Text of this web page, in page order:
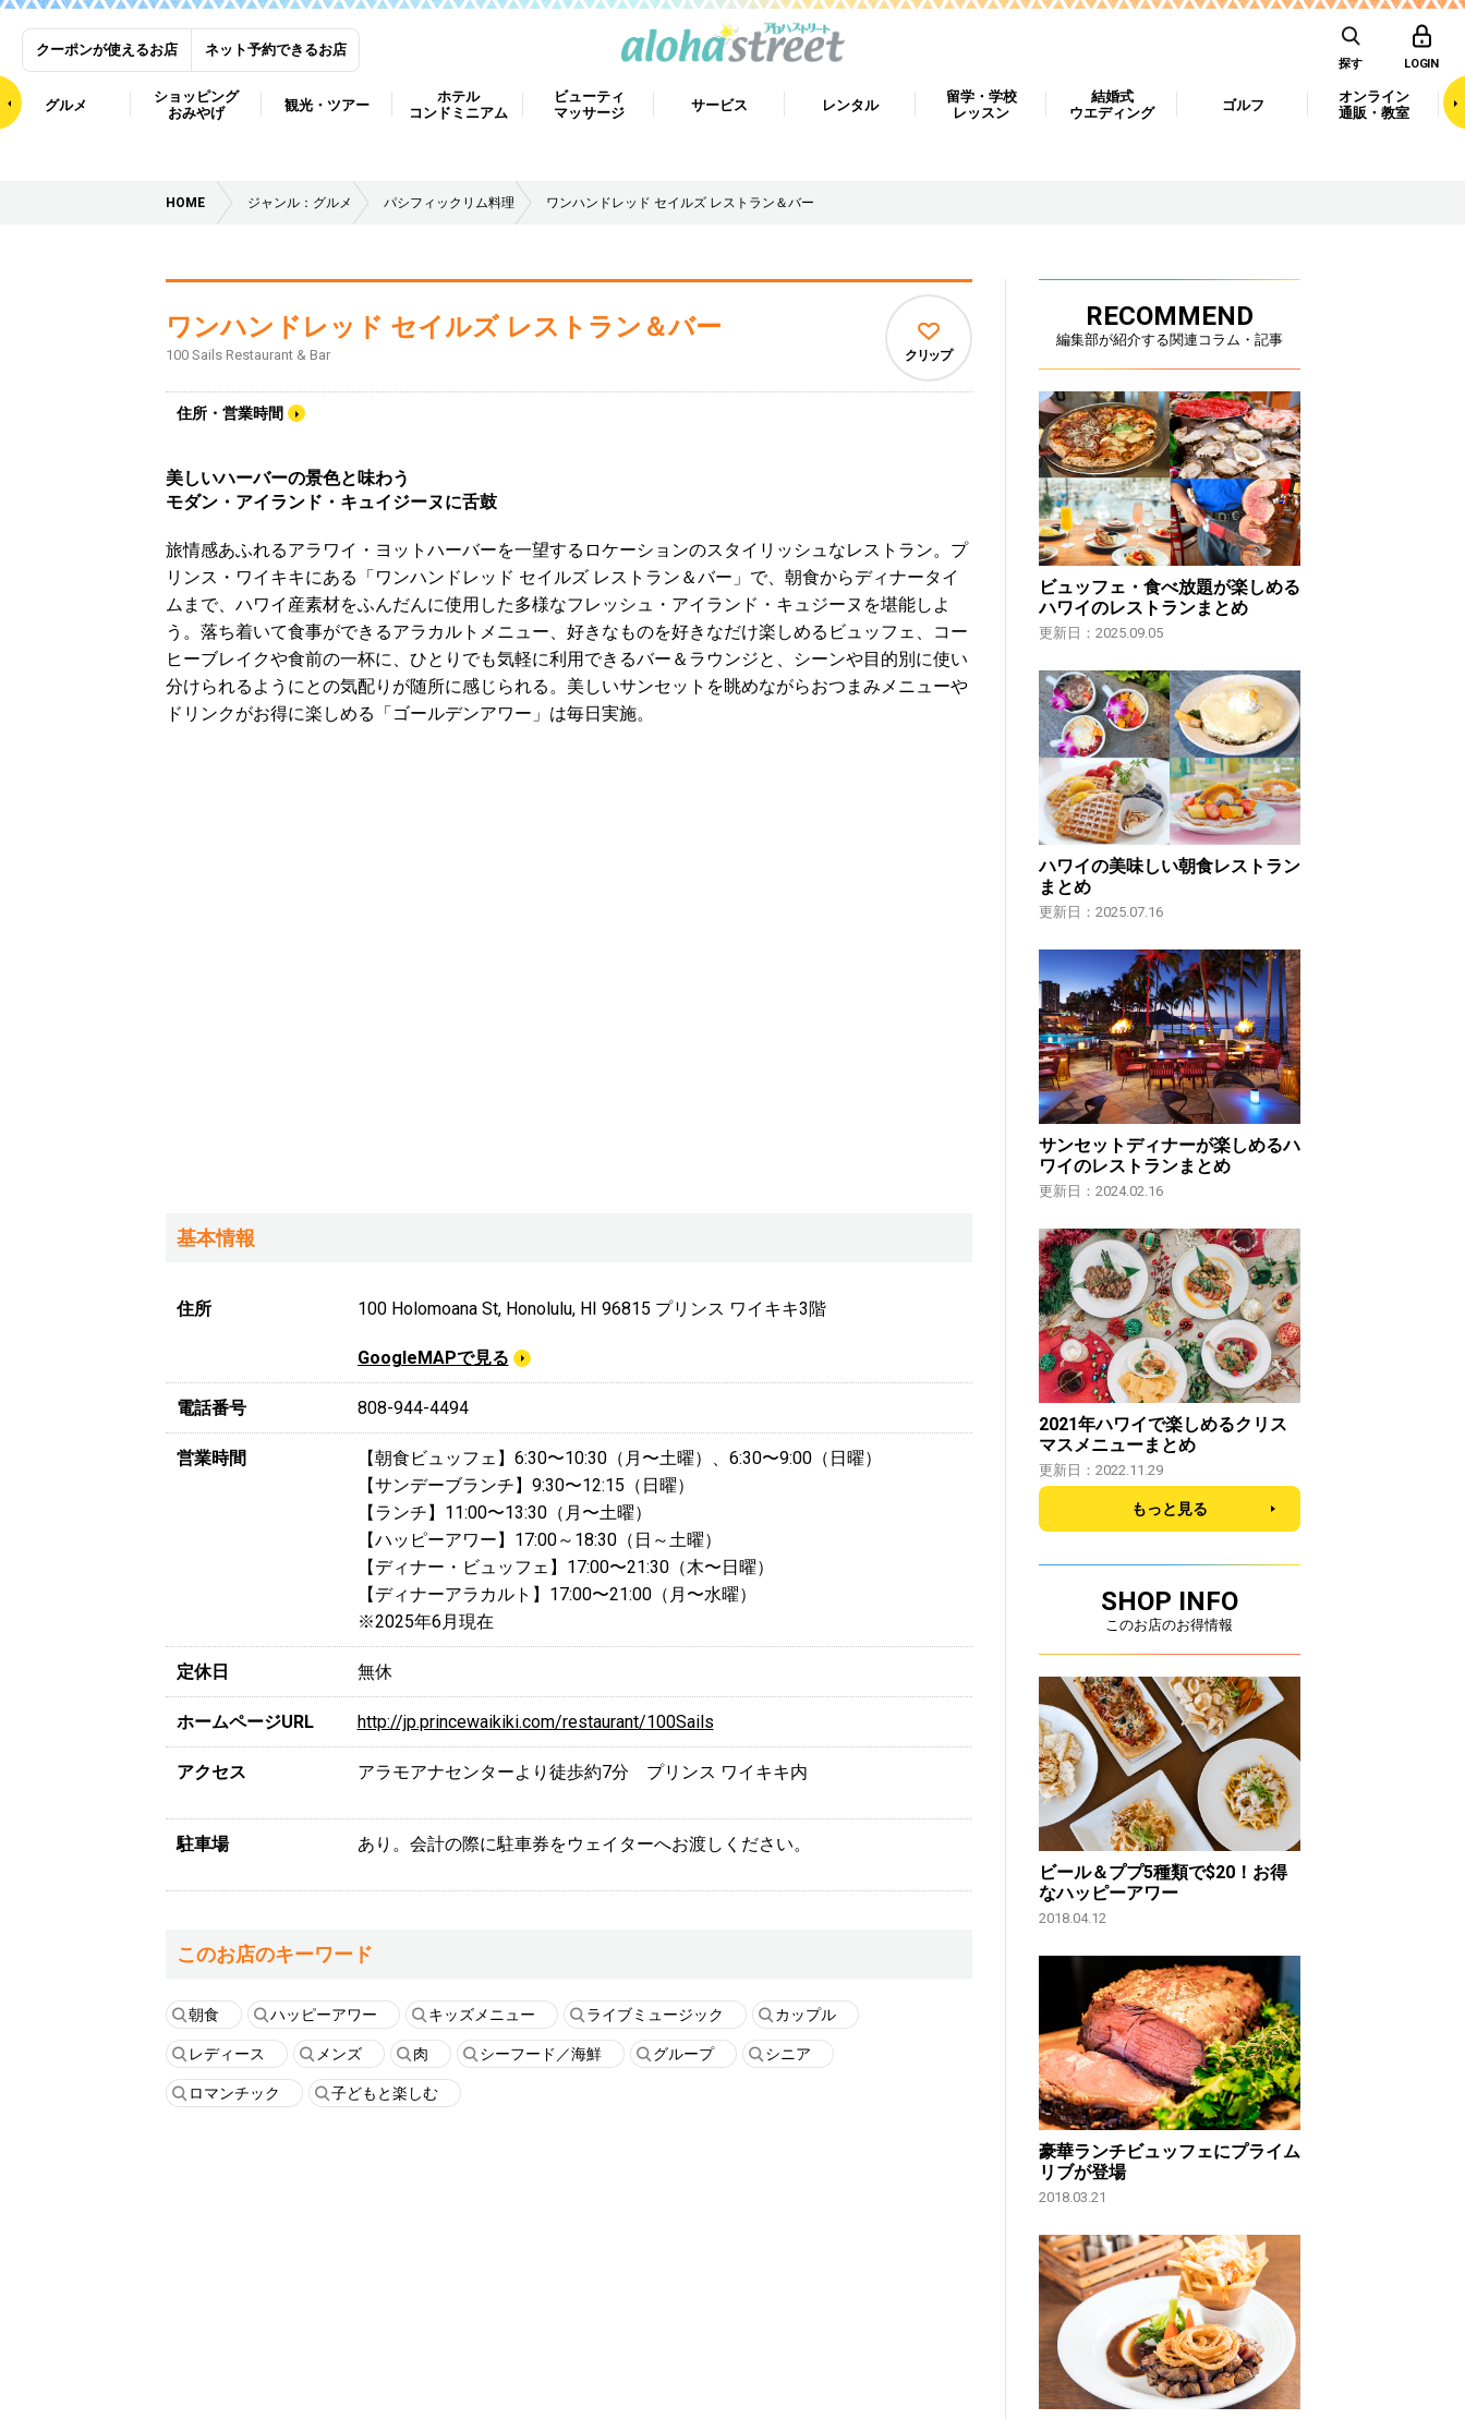
クーポンが使えるお店 ネット予約できるお店
探す LOGIN
グルメ
ショッピング
おみやげ
観光・ツアー
ホテル
コンドミニアム
ビューティ
マッサージ
サービス レンタル
留学・学校
レッスン
結婚式
ウエディング
ゴルフ
オンライン
通販・教室
HOME ジャンル：グルメ パシフィックリム料理 ワンハンドレッド セイルズ レストラン＆バー
ワンハンドレッド セイルズ レストラン＆バー
100 Sails Restaurant & Bar
住所・営業時間
クリップ
美しいハーバーの景色と味わう
モダン・アイランド・キュイジーヌに舌鼓
旅情感あふれるアラワイ・ヨットハーバーを一望するロケーションのスタイリッシュなレストラン。プ
リンス・ワイキキにある「ワンハンドレッド セイルズ レストラン＆バー」で、朝食からディナータイ
ムまで、ハワイ産素材をふんだんに使用した多様なフレッシュ・アイランド・キュジーヌを堪能しよ
う。落ち着いて食事ができるアラカルトメニュー、好きなものを好きなだけ楽しめるビュッフェ、コー
ヒーブレイクや食前の一杯に、ひとりでも気軽に利用できるバー＆ラウンジと、シーンや目的別に使い
分けられるようにとの気配りが随所に感じられる。美しいサンセットを眺めながらおつまみメニューや
ドリンクがお得に楽しめる「ゴールデンアワー」は毎日実施。
基本情報
住所 100 Holomoana St, Honolulu, HI 96815 プリンス ワイキキ3階
GoogleMAPで見る
電話番号 808-944-4494
営業時間
【朝食ビュッフェ】6:30〜10:30（月〜土曜）、6:30〜9:00（日曜）
【サンデーブランチ】9:30〜12:15（日曜）
【ランチ】11:00〜13:30（月〜土曜）
【ハッピーアワー】17:00～18:30（日～土曜）
【ディナー・ビュッフェ】17:00〜21:30（木〜日曜）
【ディナーアラカルト】17:00〜21:00（月〜水曜）
※2025年6月現在
定休日 無休
ホームページURL http://jp.princewaikiki.com/restaurant/100Sails
アクセス アラモアナセンターより徒歩約7分 プリンス ワイキキ内
駐車場 あり。会計の際に駐車券をウェイターへお渡しください。
このお店のキーワード
朝食 ハッピーアワー キッズメニュー ライブミュージック カップル
レディース メンズ 肉 シーフード／海鮮 グループ シニア
ロマンチック 子どもと楽しむ
RECOMMEND
編集部が紹介する関連コラム・記事
ビュッフェ・食べ放題が楽しめる
ハワイのレストランまとめ
更新日：2025.09.05
ハワイの美味しい朝食レストラン
まとめ
更新日：2025.07.16
サンセットディナーが楽しめるハ
ワイのレストランまとめ
更新日：2024.02.16
2021年ハワイで楽しめるクリス
マスメニューまとめ
更新日：2022.11.29
もっと見る
SHOP INFO
このお店のお得情報
ビール＆ププ5種類で$20！お得
なハッピーアワー
2018.04.12
豪華ランチビュッフェにプライム
リブが登場
2018.03.21